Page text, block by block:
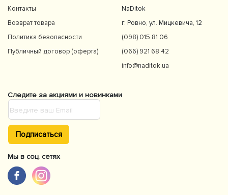
Контакты
Возврат товара
Политика безопасности
Публичный договор (оферта)
NaDitok
г. Ровно, ул. Мицкевича, 12
(098) 015 81 06
(066) 921 68 42
info@naditok.ua
Следите за акциями и новинками
Подписаться
Мы в соц. сетях